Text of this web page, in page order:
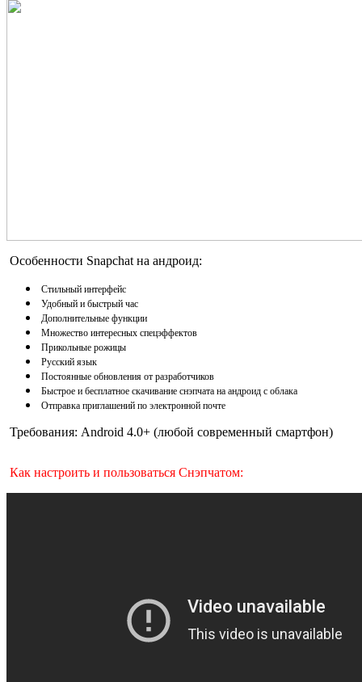
Особенности Snapchat на андроид:
Стильный интерфейс
Удобный и быстрый час
Дополнительные функции
Множество интересных спецэффектов
Прикольные рожицы
Русский язык
Постоянные обновления от разработчиков
Быстрое и бесплатное скачивание снэпчата на андроид с облака
Отправка приглашений по электронной почте
Требования: Android 4.0+ (любой современный смартфон)
Как настроить и пользоваться Снэпчатом: